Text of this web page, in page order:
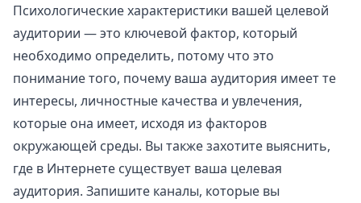
Психологические характеристики вашей целевой
аудитории — это ключевой фактор, который
необходимо определить, потому что это
понимание того, почему ваша аудитория имеет те
интересы, личностные качества и увлечения,
которые она имеет, исходя из факторов
окружающей среды. Вы также захотите выяснить,
где в Интернете существует ваша целевая
аудитория. Запишите каналы, которые вы